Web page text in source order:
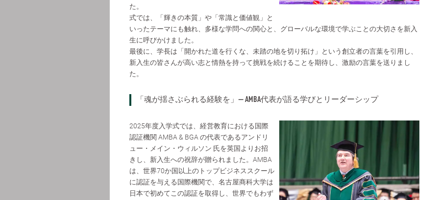
た。
式では、「輝きの本質」や「常識と価値観」と
いったテーマにも触れ、多様な学問への関心と、グローバルな環境で学ぶことの大切さを新入
生に呼びかけました。
最後に、学長は「開かれた道を行くな、未踏の地を切り拓け」という創立者の言葉を引用し、
新入生の皆さんが高い志と情熱を持って挑戦を続けることを期待し、激励の言葉を送りまし
た。
「魂が揺さぶられる経験を」— AMBA代表が語る学びとリーダーシップ
2025年度入学式では、経営教育における国際
認証機関 AMBA & BGA の代表であるアンドリ
ュー・メイン・ウィルソン 氏を英国よりお招
きし、新入生への祝辞が贈られました。AMBA
は、世界70か国以上のトップビジネススクール
に認証を与える国際機関で、名古屋商科大学は
日本で初めてこの認証を取得し、世界でもわず